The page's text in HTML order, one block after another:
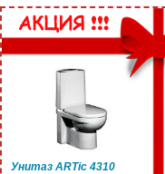
Унитаз ARTic 4310